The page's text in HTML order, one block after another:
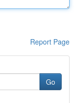
Report Page
Go